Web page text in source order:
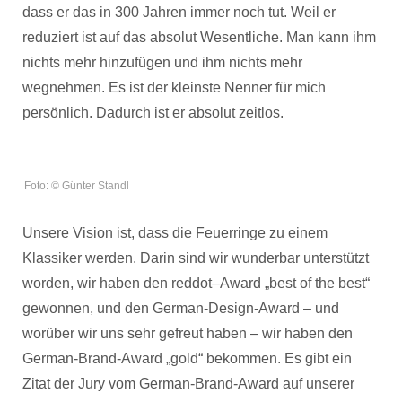
dass er das in 300 Jahren immer noch tut. Weil er
reduziert ist auf das absolut Wesentliche. Man kann ihm
nichts mehr hinzufügen und ihm nichts mehr
wegnehmen. Es ist der kleinste Nenner für mich
persönlich. Dadurch ist er absolut zeitlos.
Foto: © Günter Standl
Unsere Vision ist, dass die Feuerringe zu einem
Klassiker werden. Darin sind wir wunderbar unterstützt
worden, wir haben den reddot–Award „best of the best“
gewonnen, und den German-Design-Award – und
worüber wir uns sehr gefreut haben – wir haben den
German-Brand-Award „gold“ bekommen. Es gibt ein
Zitat der Jury vom German-Brand-Award auf unserer